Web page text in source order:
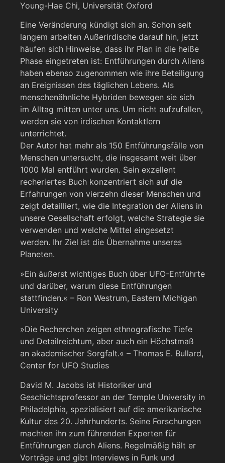
Young-Hae Chi, Universität Oxford
Eine Veränderung kündigt sich an. Schon seit
langem arbeiten Außerirdische darauf hin, jetzt
häufen sich Hinweise, dass ihr Plan in die heiße
Phase eingetreten ist: Entführungen durch Aliens
haben ebenso zugenommen wie ihre Beteiligung
an Ereignissen des täglichen Lebens. Als
menschenähnliche Hybriden bewegen sie sich
im Alltag mitten unter uns. Um nicht aufzufallen,
werden sie von irdischen Kontaktlern
unterrichtet.
Der Autor hat mehr als 150 Entführungsfälle von
Menschen untersucht, die insgesamt weit über
1000 Mal entführt wurden. Sein exzellent
recheriertes Buch konzentriert sich auf die
Erfahrungen von vierzehn dieser Menschen und
zeigt detailliert, wie die Integration der Aliens in
unsere Gesellschaft erfolgt, welche Strategie sie
verwenden und welche Mittel eingesetzt
werden. Ihr Ziel ist die Übernahme unseres
Planeten.
»Ein äußerst wichtiges Buch über UFO-Entführte
und darüber, warum diese Entführungen
stattfinden.« – Ron Westrum, Eastern Michigan
University
»Die Recherchen zeigen ethnografische Tiefe
und Detailreichtum, aber auch ein Höchstmaß
an akademischer Sorgfalt.« – Thomas E. Bullard,
Center for UFO Studies
David M. Jacobs ist Historiker und
Geschichtsprofessor an der Temple University in
Philadelphia, spezialisiert auf die amerikanische
Kultur des 20. Jahrhunderts. Seine Forschungen
machten ihn zum führenden Experten für
Entführungen durch Aliens. Regelmäßig hält er
Vorträge und gibt Interviews in Funk und